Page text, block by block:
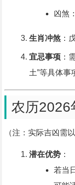
凶煞
生肖冲煞：
宜忌事项：
土”等具体事
农历2026
（注：实际吉凶需
潜在优势：
若当